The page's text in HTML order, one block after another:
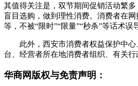
其值得关注是，双节期间促销活动繁
盲目选购，做到理性消费。消费者在
等，不被“限时”“限量”“秒杀”等话术误
此外，西安市消费者权益保护中
台、经营者所在地消费者组织、有关
华商网版权与免责声明：